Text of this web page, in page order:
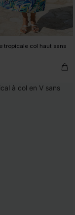
tropicale col haut sans